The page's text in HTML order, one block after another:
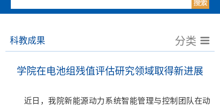
科教成果 分类
学院在电池组残值评估研究领域取得新进展
近日，我院新能源动力系统智能管理与控制团队在动